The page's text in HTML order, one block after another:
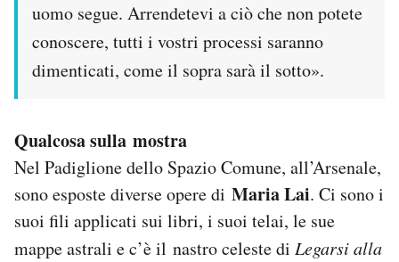
uomo segue. Arrendetevi a ciò che non potete
conoscere, tutti i vostri processi saranno
dimenticati, come il sopra sarà il sotto».
Qualcosa sulla mostra
Nel Padiglione dello Spazio Comune, all’Arsenale,
sono esposte diverse opere di Maria Lai. Ci sono i
suoi fili applicati sui libri, i suoi telai, le sue
mappe astrali e c’è il nastro celeste di Legarsi alla